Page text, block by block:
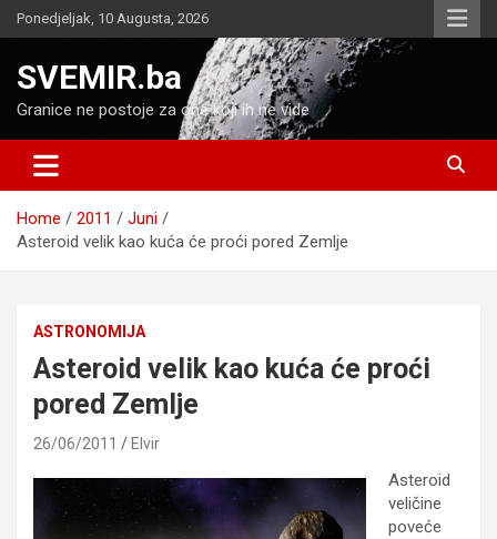
Skip
to
Ponedjeljak, 10 Augusta, 2026
SVEMIR.ba
Granice ne postoje za one koji ih ne vide
Home 2011
Juni
Asteroid velik kao kuća će proći pored Zemlje
ASTRONOMIJA
Asteroid velik kao kuća će proći
pored Zemlje
26/06/2011 Elvir
Asteroid
veličine
poveće